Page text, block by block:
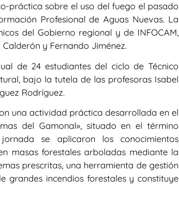
práctica sobre el uso del fuego el pasado
Profesional de Aguas Nuevas. La
del Gobierno regional y de INFOCAM,
y Fernando Jiménez.
de 24 estudiantes del ciclo de Técnico
bajo la tutela de las profesoras Isabel
Rodríguez.
una actividad práctica desarrollada en el
del Gamonal», situado en el término
se aplicaron los conocimientos
masas forestales arboladas mediante la
prescritas, una herramienta de gestión
grandes incendios forestales y constituye